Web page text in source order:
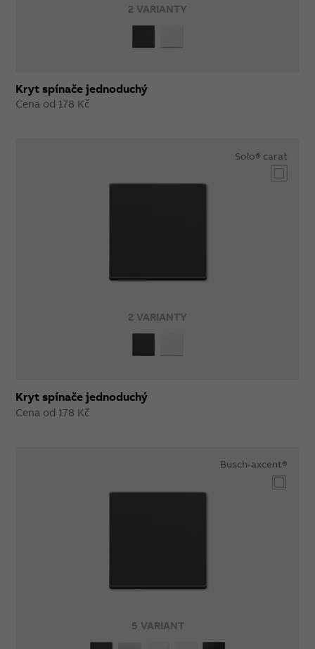
2 VARIANTY
Kryt spínače jednoduchý
Cena od 178 Kč
2 VARIANTY
Solo® carat
Kryt spínače jednoduchý
Cena od 178 Kč
5 VARIANT
Busch-axcent®